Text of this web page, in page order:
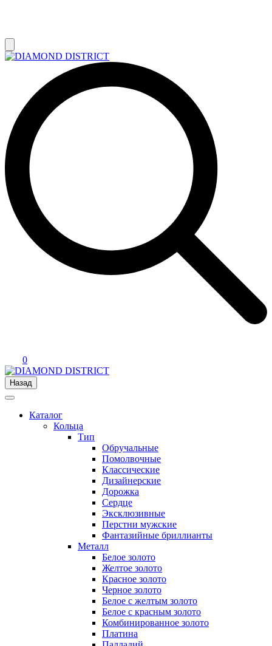
0
Назад
Каталог
Кольца
Тип
Обручальные
Помолвочные
Классические
Дизайнерские
Дорожка
Сердце
Эксклюзивные
Перстни мужские
Фантазийные бриллианты
Металл
Белое золото
Желтое золото
Красное золото
Черное золото
Белое с желтым золото
Белое с красным золото
Комбинированное золото
Платина